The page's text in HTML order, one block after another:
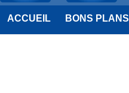
ACCUEIL BONS PLANS